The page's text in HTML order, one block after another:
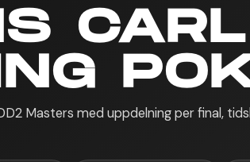
Masters med uppdelning per final,